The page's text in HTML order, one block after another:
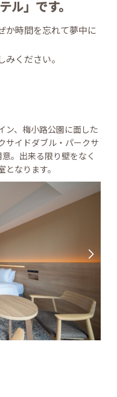
ル」です。
か時間を忘れて夢中に
ください。
ン、梅小路公園に面した
サイドダブル・パークサ
。出来る限り壁をなく
なります。